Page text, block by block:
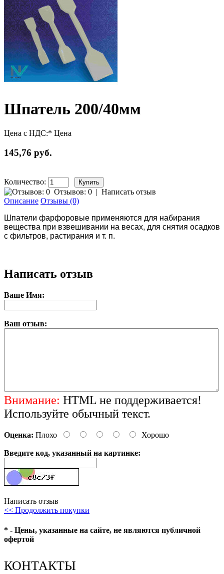
Шпатель 200/40мм
Цена с НДС:* Цена
145,76 руб.
Количество:
Отзывов: 0 | Написать отзыв
Описание Отзывы (0)
Шпатели фарфоровые применяются для набирания
вещества при взвешивании на весах, для снятия осадков
с фильтров, растирания и т. п.
Написать отзыв
Ваше Имя:
Ваш отзыв:
Внимание: HTML не поддерживается!
Используйте обычный текст.
Оценка: Плохо Хорошо
Введите код, указанный на картинке:
Написать отзыв
<< Продолжить покупки
* - Цены, указанные на сайте, не являются публичной
офертой
КОНТАКТЫ